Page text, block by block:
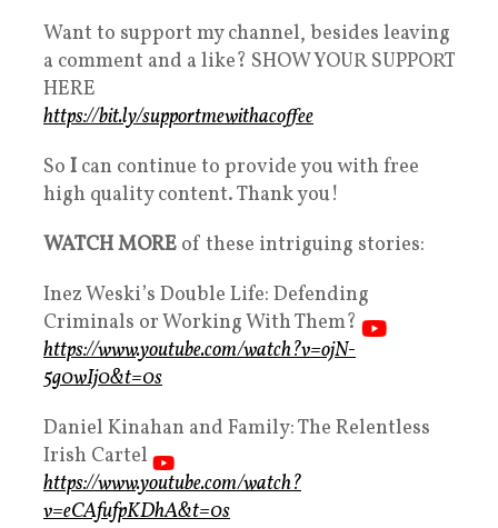
Want to support my channel, besides leaving
a comment and a like? SHOW YOUR SUPPORT
HERE
https://bit.ly/supportmewithacoffee
So I can continue to provide you with free
high quality content. Thank you!
WATCH MORE of these intriguing stories:
Inez Weski’s Double Life: Defending
Criminals or Working With Them?
https://www.youtube.com/watch?v=ojN-
5g0wIj0&t=0s
Daniel Kinahan and Family: The Relentless
Irish Cartel
https://www.youtube.com/watch?
v=eCAfufpKDhA&t=0s